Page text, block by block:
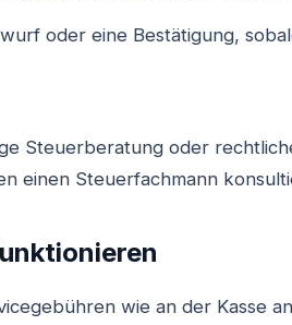
oder eine Bestätigung,
Steuerberatung oder
einen Steuerfachmann
wie an der Kasse